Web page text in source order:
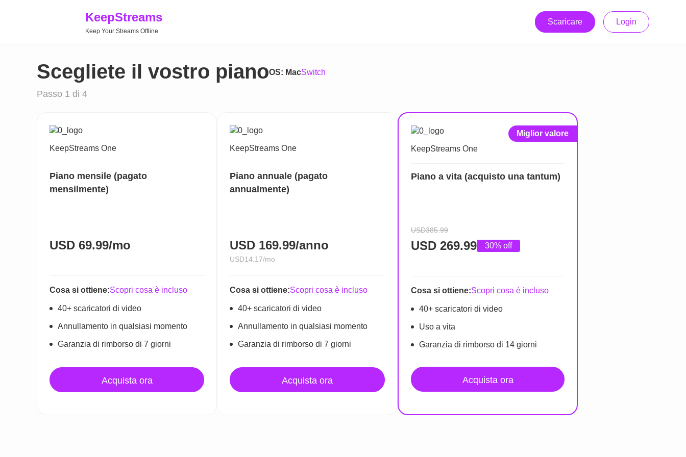
KeepStreams
Keep Your Streams Offline
Scaricare Login
Scegliete il vostro pianoOS: MacSwitch
Passo 1 di 4
KeepStreams One
Piano mensile (pagato
mensilmente)
USD 69.99/mo
Cosa si ottiene:Scopri cosa è incluso
40+ scaricatori di video
Annullamento in qualsiasi momento
Garanzia di rimborso di 7 giorni
Acquista ora
KeepStreams One
Piano annuale (pagato
annualmente)
USD 169.99/anno
USD14.17/mo
Cosa si ottiene:Scopri cosa è incluso
40+ scaricatori di video
Annullamento in qualsiasi momento
Garanzia di rimborso di 7 giorni
Acquista ora
Miglior valore
KeepStreams One
Piano a vita (acquisto una tantum)
USD385.99
USD 269.99 30% off
Cosa si ottiene:Scopri cosa è incluso
40+ scaricatori di video
Uso a vita
Garanzia di rimborso di 14 giorni
Acquista ora